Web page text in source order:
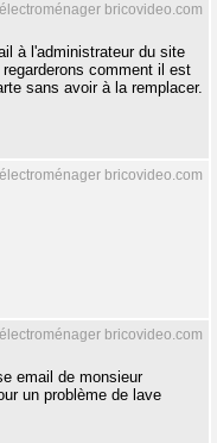
bricovideo.com
à l'administrateur du site
comment il est
sans avoir à la remplacer.
bricovideo.com
bricovideo.com
email de monsieur
un problème de lave